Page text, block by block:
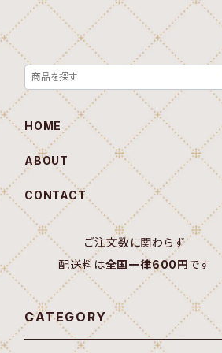
HOME
ABOUT
CONTACT
ご注文数に関わらず
配送料は全国一律600円です
CATEGORY